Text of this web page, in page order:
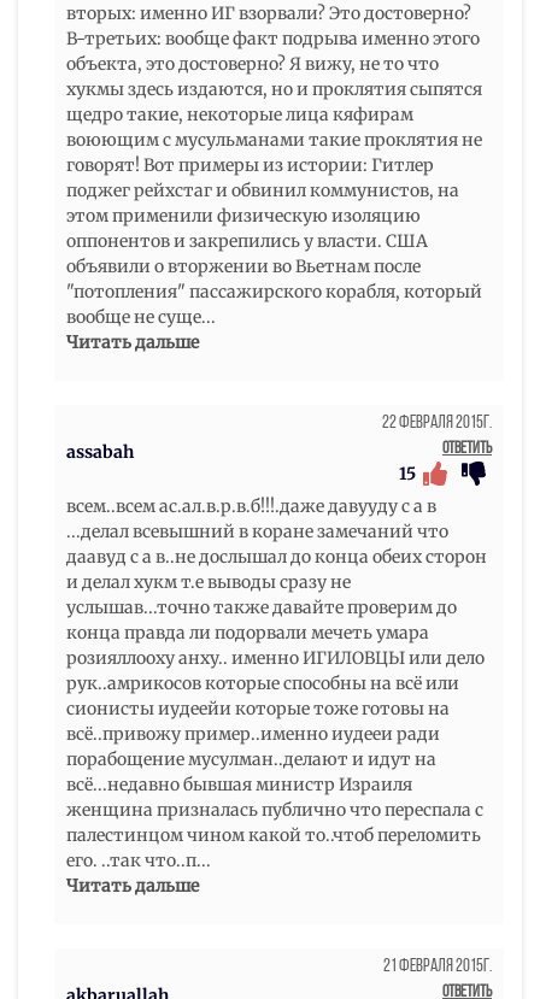
вторых: именно ИГ взорвали? Это достоверно?
В-третьих: вообще факт подрыва именно этого
объекта, это достоверно? Я вижу, не то что
хукмы здесь издаются, но и проклятия сыпятся
щедро такие, некоторые лица кяфирам
воюющим с мусульманами такие проклятия не
говорят! Вот примеры из истории: Гитлер
поджег рейхстаг и обвинил коммунистов, на
этом применили физическую изоляцию
оппонентов и закрепились у власти. США
объявили о вторжении во Вьетнам после
"потопления" пассажирского корабля, который
вообще не суще...
Читать дальше
assabah
22 Февраля 2015г.
Ответить
15
всем..всем ас.ал.в.р.в.б!!!.даже давууду с а в
...делал всевышний в коране замечаний что
даавуд с а в..не дослышал до конца обеих сторон
и делал хукм т.е выводы сразу не
услышав...точно также давайте проверим до
конца правда ли подорвали мечеть умара
розияллооху анху.. именно ИГИЛОВЦЫ или дело
рук..амрикосов которые способны на всё или
сионисты иудеейи которые тоже готовы на
всё..привожу пример..именно иудееи ради
порабощение мусулман..делают и идут на
всё...недавно бывшая министр Израиля
женщина призналась публично что переспала с
палестинцом чином какой то..чтоб переломить
его. ..так что..п...
Читать дальше
21 Февраля 2015г.
Ответить